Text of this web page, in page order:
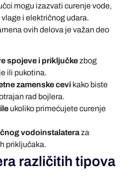
mogu izazvati curenje vode,
i električnog udara.
ovih delova je važan deo
spojeve i priključkezbog
ili pukotina.
zamenske cevi kako biste
rad bojlera.
ukoliko primećujete curenje
vodoinstalateraza
priključaka.
različitih tipova